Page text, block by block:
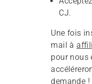
CJ.
Une fois
mail à
pour nous
demande !